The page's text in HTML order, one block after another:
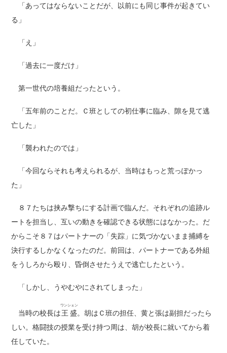
「あってはならないことだが、以前にも同じ事件が起きてい
る」
「え」
「過去に一度だけ」
第一世代の培養組だったという。
「五年前のことだ。Ｃ班としての初仕事に臨み、隙を見て逃
亡した」
「襲われたのでは」
「今回ならそれも考えられるが、当時はもっと荒っぽかっ
た」
８７たちは挟み撃ちにする計画で臨んだ。それぞれの追跡ル
ートを担当し、互いの動きを確認できる状態にはなかった。だ
からこそ８７はパートナーの「失踪」に気づかないまま捕縛を
決行するしかなくなったのだ。前回は、パートナーである外組
をうしろから殴り、昏倒させたうえで逃亡したという。
「しかし、うやむやにされてしまった」
当時の校長は王盛
ワンシェン
。胡はＣ班の担任、黄と張は副担だったら
しい。格闘技の授業を受け持つ周は、胡が校長に就いてから着
任していた。